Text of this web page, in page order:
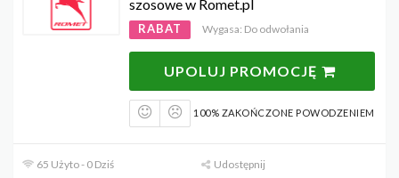
szosowe w Romet.pl
RABAT Wygasa: Do odwołania
UPOLUJ PROMOCJĘ
100% ZAKOŃCZONE POWODZENIEM
65 Użyto - 0 Dziś
Udostępnij